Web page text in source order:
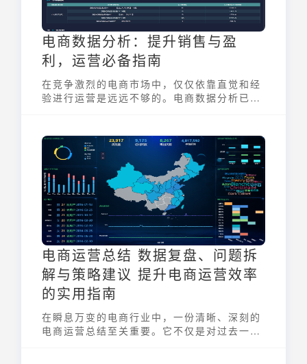
电商数据分析：提升销售与盈
利，运营必备指南
在竞争激烈的电商市场中，仅仅依靠直觉和经
验进行运营是远远不够的。电商数据分析已经
的核心内容和方法，为电商运营者提供一份必
备指南。
电商运营总结 数据复盘、问题拆
解与策略建议 提升电商运营效率
的实用指南
在瞬息万变的电商行业中，一份清晰、深刻的
电商运营总结至关重要。它不仅是对过去一段